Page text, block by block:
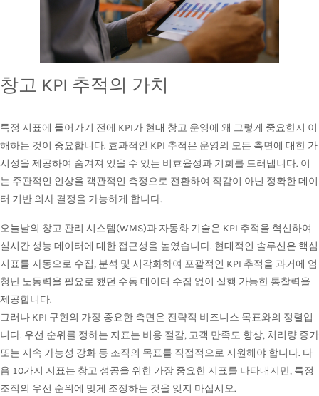
창고 KPI 추적의 가치
특정 지표에 들어가기 전에 KPI가 현대 창고 운영에 왜 그렇게 중요한지 이
해하는 것이 중요합니다. 효과적인 KPI 추적은 운영의 모든 측면에 대한 가
시성을 제공하여 숨겨져 있을 수 있는 비효율성과 기회를 드러냅니다. 이
는 주관적인 인상을 객관적인 측정으로 전환하여 직감이 아닌 정확한 데이
터 기반 의사 결정을 가능하게 합니다.
오늘날의 창고 관리 시스템(WMS)과 자동화 기술은 KPI 추적을 혁신하여
실시간 성능 데이터에 대한 접근성을 높였습니다. 현대적인 솔루션은 핵심
지표를 자동으로 수집, 분석 및 시각화하여 포괄적인 KPI 추적을 과거에 엄
청난 노동력을 필요로 했던 수동 데이터 수집 없이 실행 가능한 통찰력을
제공합니다.
그러나 KPI 구현의 가장 중요한 측면은 전략적 비즈니스 목표와의 정렬입
니다. 우선 순위를 정하는 지표는 비용 절감, 고객 만족도 향상, 처리량 증가
또는 지속 가능성 강화 등 조직의 목표를 직접적으로 지원해야 합니다. 다
음 10가지 지표는 창고 성공을 위한 가장 중요한 지표를 나타내지만, 특정
조직의 우선 순위에 맞게 조정하는 것을 잊지 마십시오.